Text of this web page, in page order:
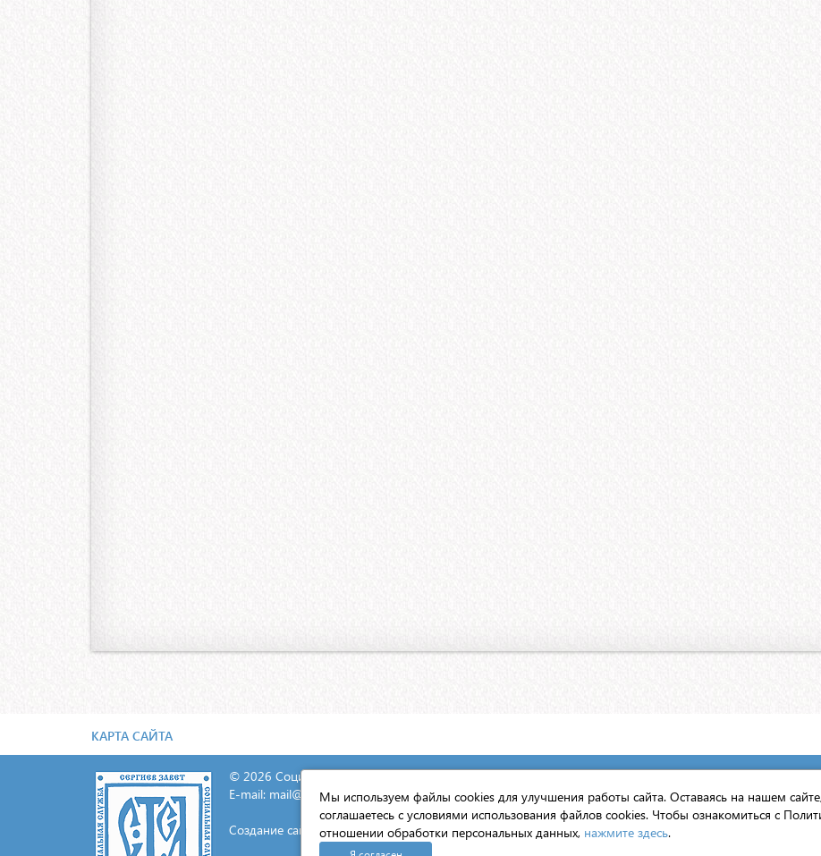
КАРТА САЙТА
© 2026 Социальная служба Свято-Троицкой Сергиевой Лавры
E-mail: mail@lavra.tv
Создание сайта - «Экспресс-Интернет».
Мы используем файлы cookies для улучшения работы сайта. Оставаясь на нашем
соглашаетесь с условиями использования файлов cookies. Чтобы ознакомиться с
отношении обработки персональных данных, нажмите здесь.